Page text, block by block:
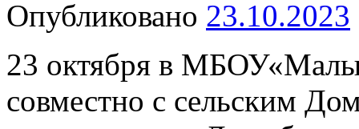
Опубликовано 23.10.2023
23 октября в
совместно с сельским